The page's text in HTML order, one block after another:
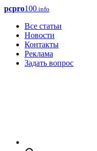
pcpro100.info
Все статьи
Новости
Контакты
Реклама
Задать вопрос